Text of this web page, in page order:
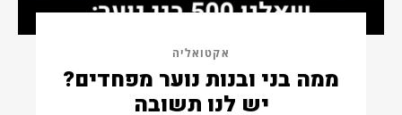
אקטואליה
ממה בני ובנות נוער מפחדים?
יש לנו תשובה